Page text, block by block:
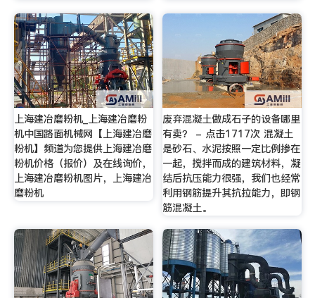
上海建冶磨粉机_上海建冶磨粉
机中国路面机械网【上海建冶磨
粉机】频道为您提供上海建冶磨
粉机价格（报价）及在线询价，
上海建冶磨粉机图片，上海建冶
磨粉机
废弃混凝土做成石子的设备哪里
有卖？ - 点击1717次 混凝土
是砂石、水泥按照一定比例掺在
一起，搅拌而成的建筑材料，凝
结后抗压能力很强，我们也经常
利用钢筋提升其抗拉能力，即钢
筋混凝土。